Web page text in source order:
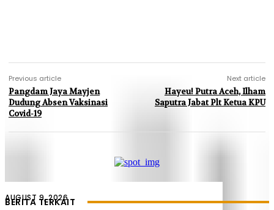
Previous article
Pangdam Jaya Mayjen
Dudung Absen Vaksinasi
Covid-19
Next article
Hayeu! Putra Aceh, Ilham
Saputra Jabat Plt Ketua KPU
BERITA TERKAIT
AUGUST 9, 2026